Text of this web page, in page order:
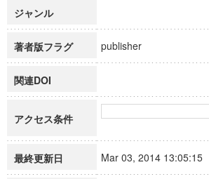
ジャンル
著者版フラグ publisher
関連DOI
アクセス条件
最終更新日 Mar 03, 2014 13:05:15